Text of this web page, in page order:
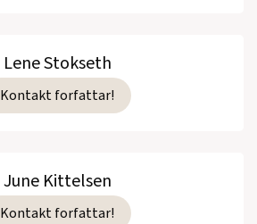
Lene Stokseth
Kontakt forfattar!
June Kittelsen
Kontakt forfattar!